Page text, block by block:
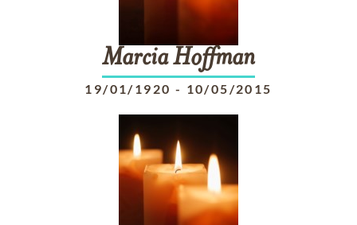
MarciaHoffman
19/01/1920 - 10/05/2015